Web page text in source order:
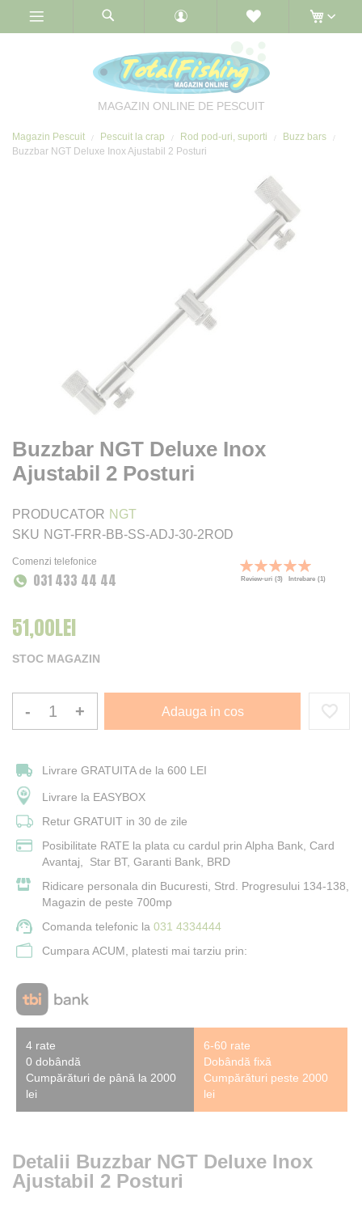
MAGAZIN ONLINE DE PESCUIT
Magazin Pescuit Pescuit la crap Rod pod-uri, suporti
Buzz bars
Buzzbar NGT Deluxe Inox Ajustabil 2 Posturi
Buzzbar NGT Deluxe Inox
Ajustabil 2 Posturi
PRODUCATOR NGT
SKU NGT-FRR-BB-SS-ADJ-30-2ROD
Comenzi telefonice
031 433 44 44
Rating:
100
% of100
Review-uri (3) Intrebare (1)
51,00LEI
STOC MAGAZIN
- + Adauga in cos
Livrare GRATUITA de la 600 LEI
Livrare la EASYBOX
Retur GRATUIT in 30 de zile
Posibilitate RATE la plata cu cardul prin Alpha Bank, Card
Avantaj, Star BT, Garanti Bank, BRD
Ridicare personala din Bucuresti, Strd. Progresului 134-138,
Magazin de peste 700mp
Comanda telefonic la 031 4334444
Cumpara ACUM, platesti mai tarziu prin:
4 rate
0 dobândă
Cumpărături de până la 2000
lei
6-60 rate
Dobândă fixă
Cumpărături peste 2000
lei
Detalii Buzzbar NGT Deluxe Inox
Ajustabil 2 Posturi